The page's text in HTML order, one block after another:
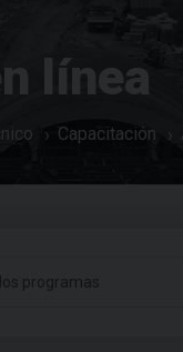
línea
Capacitación
programas